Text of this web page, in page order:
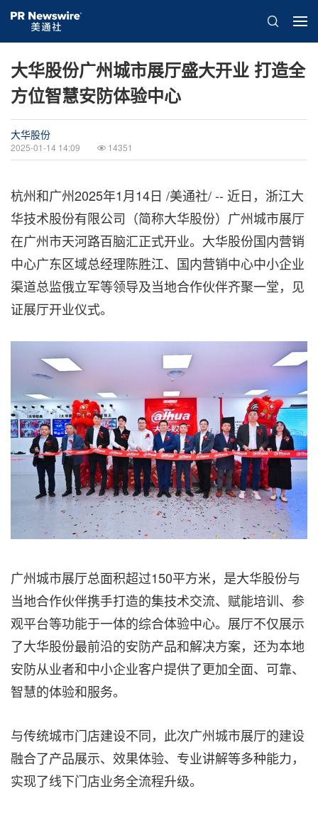
大华股份广州城市展厅盛大开业 打造全
方位智慧安防体验中心
大华股份
2025-01-14 14:09 14351
杭州和广州2025年1月14日 /美通社/ -- 近日，浙江大
华技术股份有限公司（简称大华股份）广州城市展厅
在广州市天河路百脑汇正式开业。大华股份国内营销
中心广东区域总经理陈胜江、国内营销中心中小企业
渠道总监俄立军等领导及当地合作伙伴齐聚一堂，见
证展厅开业仪式。
广州城市展厅总面积超过150平方米，是大华股份与
当地合作伙伴携手打造的集技术交流、赋能培训、参
观平台等功能于一体的综合体验中心。展厅不仅展示
了大华股份最前沿的安防产品和解决方案，还为本地
安防从业者和中小企业客户提供了更加全面、可靠、
智慧的体验和服务。
与传统城市门店建设不同，此次广州城市展厅的建设
融合了产品展示、效果体验、专业讲解等多种能力，
实现了线下门店业务全流程升级。